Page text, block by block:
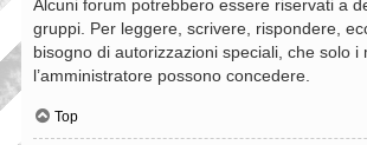
Alcuni forum potrebbero essere riservati a
gruppi. Per leggere, scrivere, rispondere,
bisogno di autorizzazioni speciali, che solo i
l’amministratore possono concedere.
Top